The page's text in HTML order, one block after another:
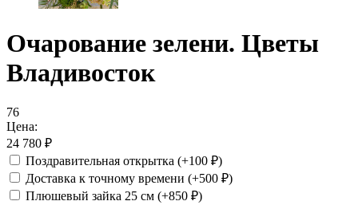
Очарование зелени. Цветы
Владивосток
76
Цена:
24 780 ₽
Поздравительная открытка (+100 ₽)
Доставка к точному времени (+500 ₽)
Плюшевый зайка 25 см (+850 ₽)